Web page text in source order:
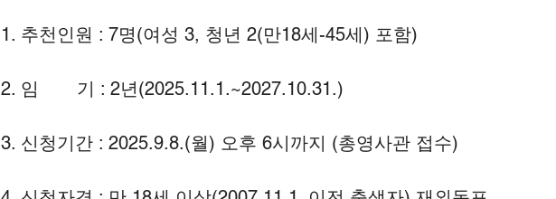
1. 추천인원 : 7명(여성 3, 청년 2(만18세-45세) 포함)
2. 임       기 : 2년(2025.11.1.~2027.10.31.)
3. 신청기간 : 2025.9.8.(월) 오후 6시까지 (총영사관 접수)